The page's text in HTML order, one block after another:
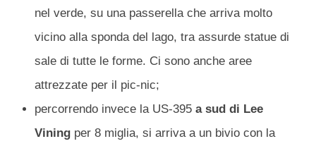
nel verde, su una passerella che arriva molto
vicino alla sponda del lago, tra assurde statue di
sale di tutte le forme. Ci sono anche aree
attrezzate per il pic-nic;
percorrendo invece la US-395 a sud di Lee
Viningper 8 miglia, si arriva a un bivio con la